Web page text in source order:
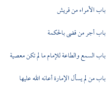
باب الأمراء من قريش
باب أجر من قضى بالحكمة
باب السمع والطاعة للإمام ما لم تكن معصية
باب من لم يسأل الإمارة أعانه الله عليها